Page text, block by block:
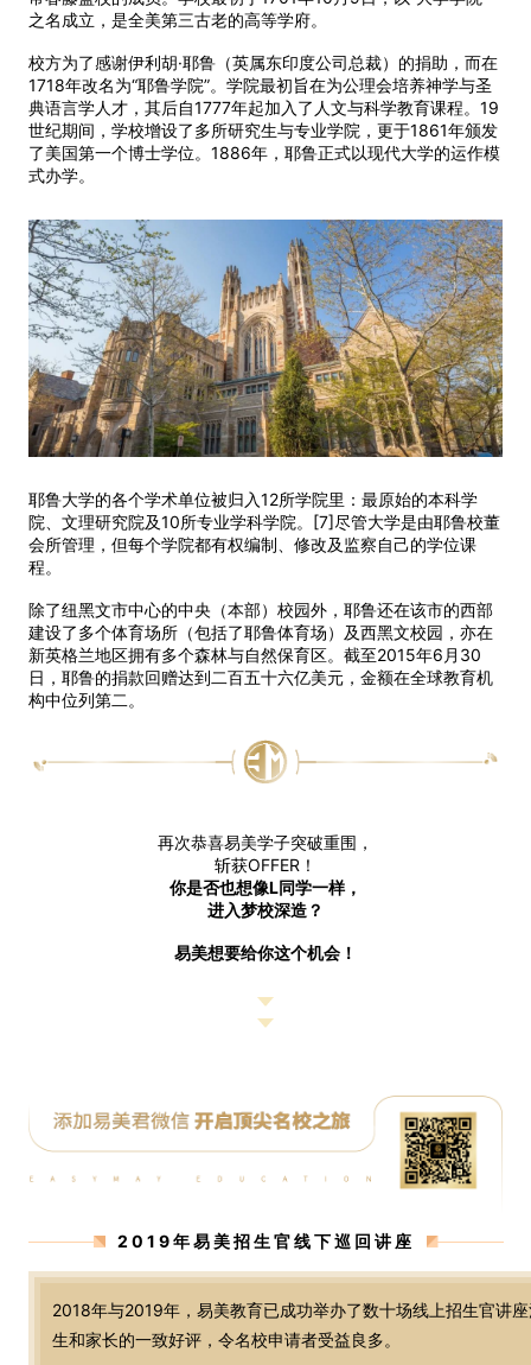
之名成立，是全美第三古老的高等学府。
校方为了感谢伊利胡·耶鲁（英属东印度公司总裁）的捐助，而在
1718年改名为“耶鲁学院”。学院最初旨在为公理会培养神学与圣
典语言学人才，其后自1777年起加入了人文与科学教育课程。19
世纪期间，学校增设了多所研究生与专业学院，更于1861年颁发
了美国第一个博士学位。1886年，耶鲁正式以现代大学的运作模
式办学。
耶鲁大学的各个学术单位被归入12所学院里：最原始的本科学
院、文理研究院及10所专业学科学院。[7]尽管大学是由耶鲁校董
会所管理，但每个学院都有权编制、修改及监察自己的学位课
程。
除了纽黑文市中心的中央（本部）校园外，耶鲁还在该市的西部
建设了多个体育场所（包括了耶鲁体育场）及西黑文校园，亦在
新英格兰地区拥有多个森林与自然保育区。截至2015年6月30
日，耶鲁的捐款回赠达到二百五十六亿美元，金额在全球教育机
构中位列第二。
再次恭喜易美学子突破重围，
斩获OFFER！
你是否也想像L同学一样，
进入梦校深造？
易美想要给你这个机会！
2019年易美招生官线下巡回讲座
2018年与2019年，易美教育已成功举办了数十场线上招生官讲
生和家长的一致好评，令名校申请者受益良多。